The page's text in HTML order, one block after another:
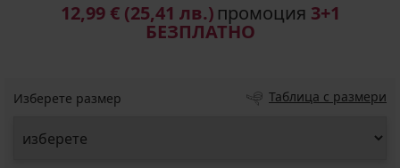
12,99 € (25,41 лв.) промоция 3+1
БЕЗПЛАТНО
Изберете размер Таблица с размери